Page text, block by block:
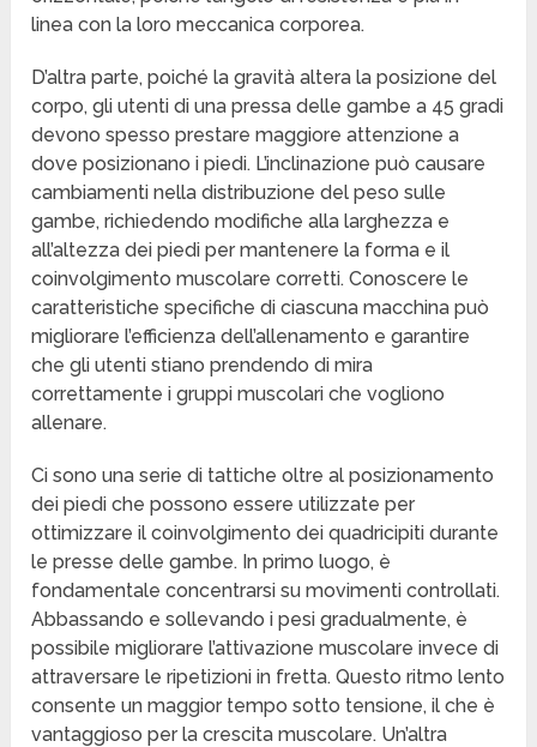
linea con la loro meccanica corporea.
D’altra parte, poiché la gravità altera la posizione del
corpo, gli utenti di una pressa delle gambe a 45 gradi
devono spesso prestare maggiore attenzione a
dove posizionano i piedi. L’inclinazione può causare
cambiamenti nella distribuzione del peso sulle
gambe, richiedendo modifiche alla larghezza e
all’altezza dei piedi per mantenere la forma e il
coinvolgimento muscolare corretti. Conoscere le
caratteristiche specifiche di ciascuna macchina può
migliorare l’efficienza dell’allenamento e garantire
che gli utenti stiano prendendo di mira
correttamente i gruppi muscolari che vogliono
allenare.
Ci sono una serie di tattiche oltre al posizionamento
dei piedi che possono essere utilizzate per
ottimizzare il coinvolgimento dei quadricipiti durante
le presse delle gambe. In primo luogo, è
fondamentale concentrarsi su movimenti controllati.
Abbassando e sollevando i pesi gradualmente, è
possibile migliorare l’attivazione muscolare invece di
attraversare le ripetizioni in fretta. Questo ritmo lento
consente un maggior tempo sotto tensione, il che è
vantaggioso per la crescita muscolare. Un’altra